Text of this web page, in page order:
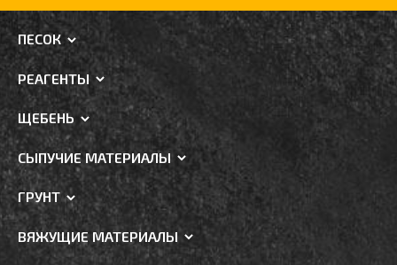
ПЕСОК
РЕАГЕНТЫ
ЩЕБЕНЬ
СЫПУЧИЕ МАТЕРИАЛЫ
ГРУНТ
ВЯЖУЩИЕ МАТЕРИАЛЫ